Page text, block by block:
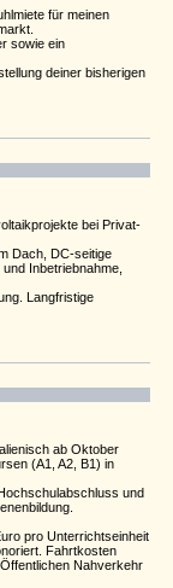
für meinen
sowie ein
deiner bisherigen
bei Privat-
Dach, DC-seitige
Inbetriebnahme,
Langfristige
ab Oktober
(A1, A2, B1) in
und
pro Unterrichtseinheit
Fahrtkosten
Nahverkehr